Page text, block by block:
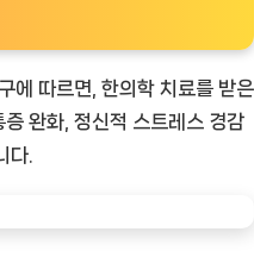
에 따르면, 한의학 치료를 받은
완화, 정신적 스트레스 경감
다.